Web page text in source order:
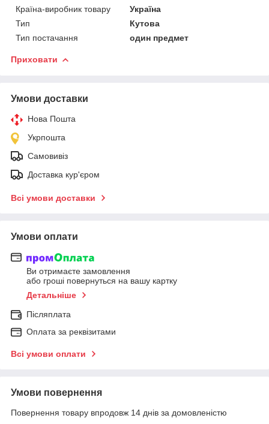
Країна-виробник товару
Україна
Тип
Кутова
Тип постачання
один предмет
Приховати
Умови доставки
Нова Пошта
Укрпошта
Самовивіз
Доставка кур'єром
Всі умови доставки
Умови оплати
Ви отримаєте замовлення
або гроші повернуться на вашу картку
Детальніше
Післяплата
Оплата за реквізитами
Всі умови оплати
Умови повернення
Повернення товару впродовж 14 днів за домовленістю